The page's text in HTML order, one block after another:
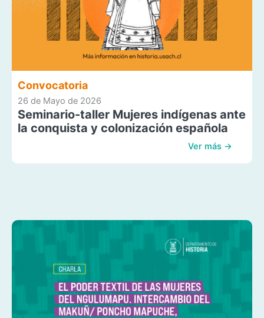
Convocatoria
26 de Mayo de 2026
Seminario-taller Mujeres indígenas ante
la conquista y colonización española
Ver más →